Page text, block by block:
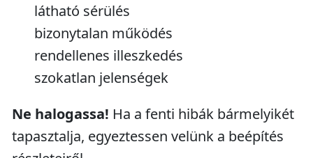
látható sérülés
bizonytalan működés
rendellenes illeszkedés
szokatlan jelenségek
Ne halogassa! Ha a fenti hibák bármelyikét
tapasztalja, egyeztessen velünk a beépítés